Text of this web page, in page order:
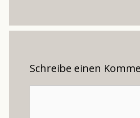
Schreibe einen